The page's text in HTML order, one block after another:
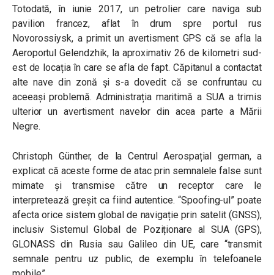
Totodată, în iunie 2017, un petrolier care naviga sub
pavilion francez, aflat în drum spre portul rus
Novorossiysk, a primit un avertisment GPS că se afla la
Aeroportul Gelendzhik, la aproximativ 26 de kilometri sud-
est de locația în care se afla de fapt. Căpitanul a contactat
alte nave din zonă și s-a dovedit că se confruntau cu
aceeași problemă. Administrația maritimă a SUA a trimis
ulterior un avertisment navelor din acea parte a Mării
Negre.
Christoph Günther, de la Centrul Aerospațial german, a
explicat că aceste forme de atac prin semnalele false sunt
mimate și transmise către un receptor care le
interpretează greșit ca fiind autentice. “Spoofing-ul” poate
afecta orice sistem global de navigație prin satelit (GNSS),
inclusiv Sistemul Global de Poziționare al SUA (GPS),
GLONASS din Rusia sau Galileo din UE, care “transmit
semnale pentru uz public, de exemplu în telefoanele